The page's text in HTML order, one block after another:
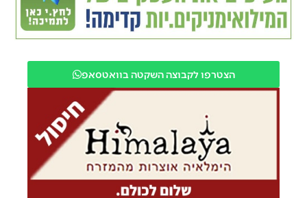
הצטרפו לקבוצה השקטה בוואטסאפ